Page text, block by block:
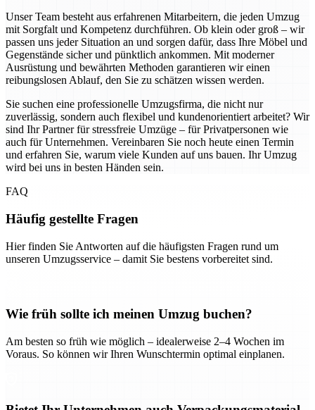
Unser Team besteht aus erfahrenen Mitarbeitern, die jeden Umzug
mit Sorgfalt und Kompetenz durchführen. Ob klein oder groß – wir
passen uns jeder Situation an und sorgen dafür, dass Ihre Möbel und
Gegenstände sicher und pünktlich ankommen. Mit moderner
Ausrüstung und bewährten Methoden garantieren wir einen
reibungslosen Ablauf, den Sie zu schätzen wissen werden.
Sie suchen eine professionelle Umzugsfirma, die nicht nur
zuverlässig, sondern auch flexibel und kundenorientiert arbeitet? Wir
sind Ihr Partner für stressfreie Umzüge – für Privatpersonen wie
auch für Unternehmen. Vereinbaren Sie noch heute einen Termin
und erfahren Sie, warum viele Kunden auf uns bauen. Ihr Umzug
wird bei uns in besten Händen sein.
FAQ
Häufig gestellte Fragen
Hier finden Sie Antworten auf die häufigsten Fragen rund um
unseren Umzugsservice – damit Sie bestens vorbereitet sind.
Wie früh sollte ich meinen Umzug buchen?
Am besten so früh wie möglich – idealerweise 2–4 Wochen im
Voraus. So können wir Ihren Wunschtermin optimal einplanen.